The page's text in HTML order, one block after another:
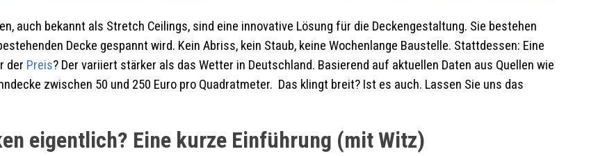
auch bekannt als Stretch Ceilings, sind eine innovative Lösung für die Deckengestaltung. Sie bestehen
Decke gespannt wird. Kein Abriss, kein Staub, keine Wochenlange Baustelle. Stattdessen: Eine
der Preis? Der variiert stärker als das Wetter in Deutschland. Basierend auf aktuellen Daten aus Quellen wie
zwischen 50 und 250 Euro pro Quadratmeter. Das klingt breit? Ist es auch. Lassen Sie uns das
eigentlich? Eine kurze Einführung (mit Witz)